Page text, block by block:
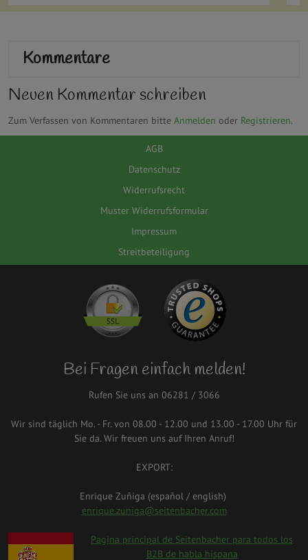
Kommentare
Neuen Kommentar schreiben
Zum Verfassen von Kommentaren bitte Anmelden oder Registrieren.
AGB
Datenschutz
Widerrufsrecht
Muster Widerrufsformular
Impressum
Streitbeteiligung
Bei Fragen einfach melden!
Rufen Sie uns an 06281 / 3066
Wir sind täglich Mo. - Fr. von 08.00 - 12.00 und 13.00 - 17.00 Uhr für
Sie da. Wir freuen uns auf Ihren Anruf!
EXPORT:
Enrique Zuñiga (español / english)
enrique.zuniga@seitenbacher.com
spanien.png
Pagina principal de Seitenbacher para todos los
B2B de habla hispana